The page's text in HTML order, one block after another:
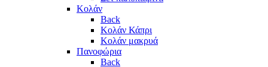
Κολάν
Back
Κολάν Κάπρι
Κολάν μακρυά
Πανοφώρια
Back